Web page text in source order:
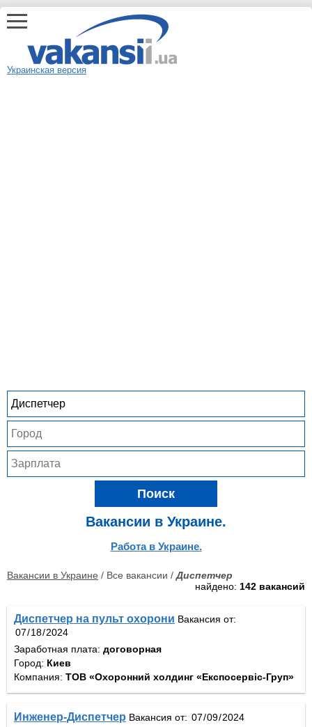
Украинская версия
Поиск
Вакансии в Украине.
Работа в Украине.
Вакансии в Украине / Все вакансии / Диспетчер
найдено: 142 вакансий
Диспетчер на пульт охорони Вакансия от:
Заработная плата: договорная
Город: Киев
Компания: ТОВ «Охоронний холдинг «Експосервіс-Груп»
Инженер-Диспетчер Вакансия от: